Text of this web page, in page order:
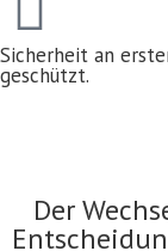
Sicherheit an
geschützt.
Der